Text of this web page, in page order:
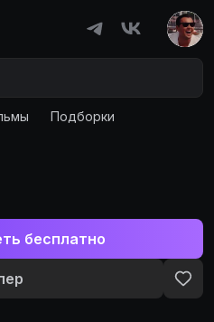
Подборки
бесплатно